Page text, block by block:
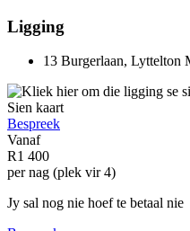
Ligging
13 Burgerlaan, Lyttelton
Sien kaart
Bespreek
Vanaf
R1 400
per nag (plek vir 4)
Jy sal nog nie hoef te betaal nie